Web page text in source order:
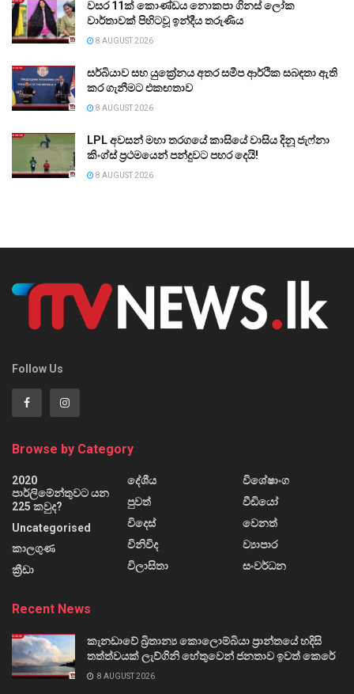
වසර 11ක් කොණ්ඩය නොකපා ගිනස් ලෝක
වාර්තාවක් පිහිටවූ ඉන්දීය තරුණිය
8 AUGUST 2026
සර්බියාව සහ යුක්‍රේනය අතර සමීප ආර්ථික සබඳතා ඇති
කර ගැනීමට එකඟතාව
8 AUGUST 2026
LPL අවසන් මහා තරගයේ කාසියේ වාසිය දිනූ ජැෆ්නා
කිංග්ස් ප්‍රථමයෙන් පන්දුවට පහර දෙයි!
8 AUGUST 2026
Follow Us
Browse by Category
2020
පාර්ලිමේන්තුවට යන
225 කවුද?
Uncategorised
කාලගුණ
ක්‍රීඩා
දේශීය
පුවත්
විදෙස්
විනිවිද
විලාසිතා
විශේෂාංග
වීඩියෝ
වෙනත්
ව්‍යාපාර
සංවර්ධන
Recent News
කැනඩාවේ බ්‍රිතාන්‍ය කොලොම්බියා ප්‍රාන්තයේ හදිසි
තත්ත්වයක් ලැව්ගිනි හේතුවෙන් ජනතාව ඉවත් කෙරේ
8 AUGUST 2026